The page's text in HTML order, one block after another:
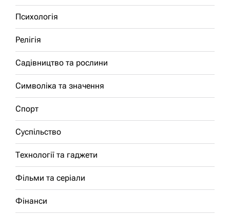
Психологія
Релігія
Садівництво та рослини
Символіка та значення
Спорт
Суспільство
Технології та гаджети
Фільми та серіали
Фінанси